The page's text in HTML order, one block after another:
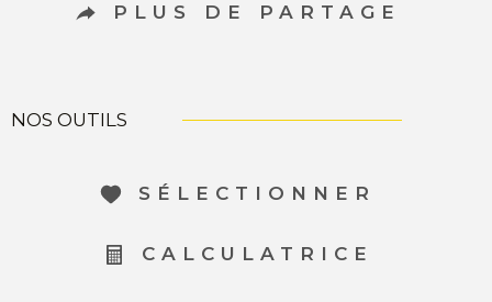
PLUS DE PARTAGE
NOS OUTILS
SÉLECTIONNER
CALCULATRICE